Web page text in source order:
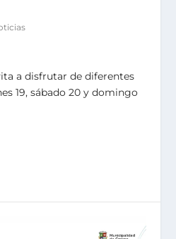
a disfrutar de diferentes
19, sábado 20 y domingo